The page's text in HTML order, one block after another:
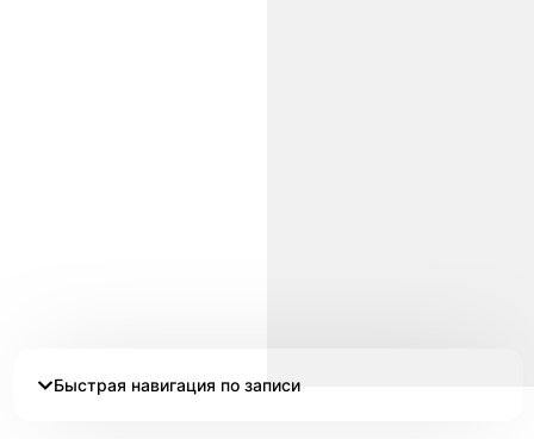
Быстрая навигация по записи